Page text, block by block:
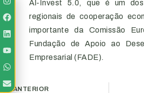
Al-Invest 5.0, que é um dos
regionais de cooperação
importante da Comissão
Fundação de Apoio ao
Empresarial (FADE).
ANTERIOR